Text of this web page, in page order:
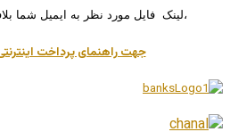
،لینک فایل مورد نظر به ایمیل شما
جهت راهنمای پرداخت